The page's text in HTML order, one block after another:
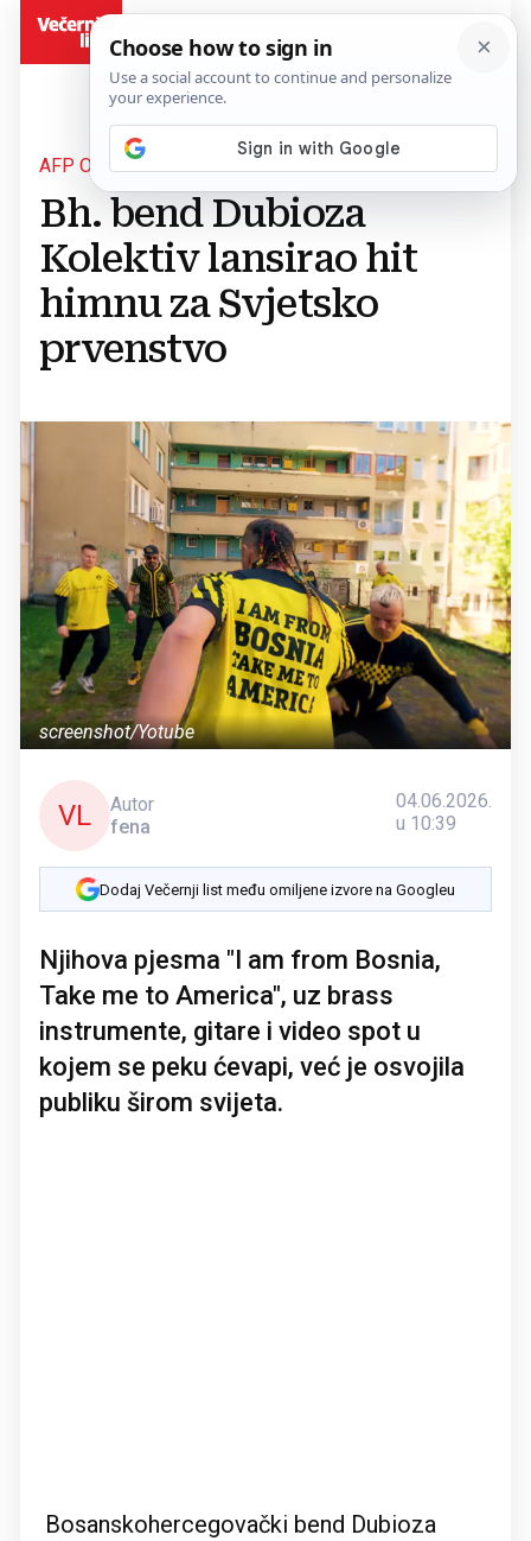
AFP O REPREZENTACIJI BIH
Bh. bend Dubioza
Kolektiv lansirao hit
himnu za Svjetsko
prvenstvo
screenshot/Yotube
VL
Autor
fena
04.06.2026.
u 10:39
Dodaj Večernji list među omiljene izvore na Googleu
Njihova pjesma "I am from Bosnia,
Take me to America", uz brass
instrumente, gitare i video spot u
kojem se peku ćevapi, već je osvojila
publiku širom svijeta.
Bosanskohercegovački bend Dubioza